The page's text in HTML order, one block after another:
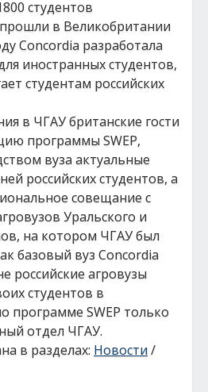
студентов
в Великобритании
Concordia разработала
иностранных студентов,
студентам российских
в ЧГАУ британские гости
программы SWEP,
вуза актуальные
российских студентов, а
совещание с
Уральского и
на котором ЧГАУ был
базовый вуз Concordia
российские агровузы
студентов в
программе SWEP только
отдел ЧГАУ.
в разделах: Новости/